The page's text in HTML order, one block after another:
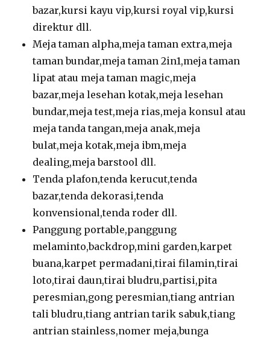
bazar,kursi kayu vip,kursi royal vip,kursi
direktur dll.
Meja taman alpha,meja taman extra,meja
taman bundar,meja taman 2in1,meja taman
lipat atau meja taman magic,meja
bazar,meja lesehan kotak,meja lesehan
bundar,meja test,meja rias,meja konsul atau
meja tanda tangan,meja anak,meja
bulat,meja kotak,meja ibm,meja
dealing,meja barstool dll.
Tenda plafon,tenda kerucut,tenda
bazar,tenda dekorasi,tenda
konvensional,tenda roder dll.
Panggung portable,panggung
melaminto,backdrop,mini garden,karpet
buana,karpet permadani,tirai filamin,tirai
loto,tirai daun,tirai bludru,partisi,pita
peresmian,gong peresmian,tiang antrian
tali bludru,tiang antrian tarik sabuk,tiang
antrian stainless,nomer meja,bunga